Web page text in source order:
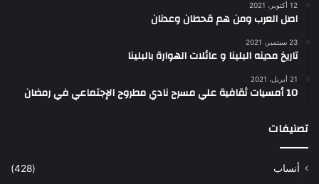
12 أكتوبر، 2021
اصل العرب ومن هم قحطان وعدنان
23 سبتمبر، 2021
تاريخ مدينه البلينا و عائلات الهوارة بالبلينا
21 أبريل، 2021
10 أمسيات ثقافية علي مسرح نادي مطروح الإجتماعي في رمضان
تصنيفات
أنساب
(428)